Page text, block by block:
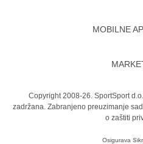
MOBILNE
Copyright 2008-26. SportSport
zadržana. Zabranjeno preuzimanje
o zaštiti
Osigurava